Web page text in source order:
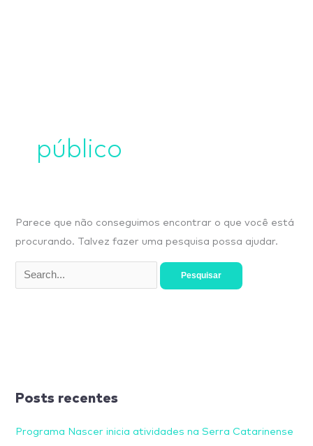
público
Parece que não conseguimos encontrar o que você está
procurando. Talvez fazer uma pesquisa possa ajudar.
Posts recentes
Programa Nascer inicia atividades na Serra Catarinense